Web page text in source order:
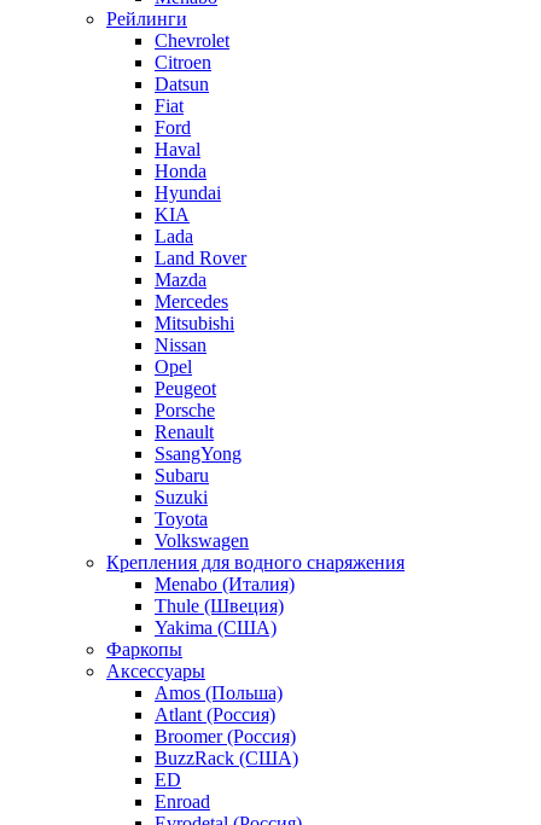
Рейлинги
Chevrolet
Citroen
Datsun
Fiat
Ford
Haval
Honda
Hyundai
KIA
Lada
Land Rover
Mazda
Mercedes
Mitsubishi
Nissan
Opel
Peugeot
Porsche
Renault
SsangYong
Subaru
Suzuki
Toyota
Volkswagen
Крепления для водного снаряжения
Menabo (Италия)
Thule (Швеция)
Yakima (США)
Фаркопы
Аксессуары
Amos (Польша)
Atlant (Россия)
Broomer (Россия)
BuzzRack (США)
ED
Enroad